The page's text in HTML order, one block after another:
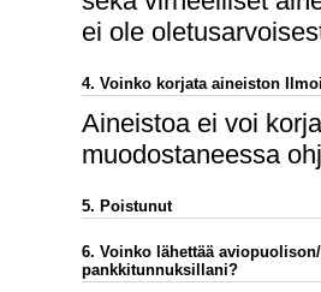
ei ole
4. Voinko korjata aineiston
Aineistoa ei voi
muodostaneessa
5. Poistunut
6. Voinko lähettää
pankkitunnuksillani?